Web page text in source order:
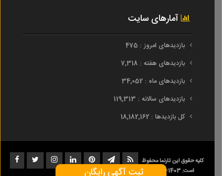
آمارهای سایت
بازدیدهای امروز : 475
بازدیدهای هفته : 7,318
بازدیدهای ماه : 34,052
بازدیدهای سالانه : 119,313
کل بازدیدها : 18,182,162
کلیه حقوق این تارنما محفوظ
است. 1403-1393
ثبت آگهی رایگان